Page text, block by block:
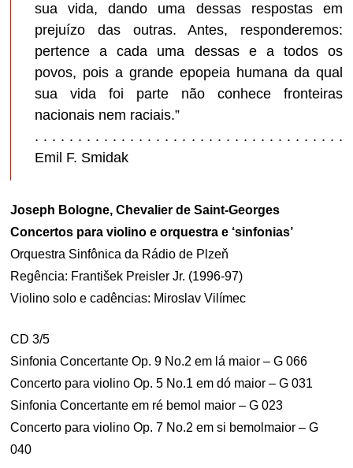
sua vida, dando uma dessas respostas em
prejuízo das outras. Antes, responderemos:
pertence a cada uma dessas e a todos os
povos, pois a grande epopeia humana da qual
sua vida foi parte não conhece fronteiras
nacionais nem raciais.”
. . . . . . . . . . . . . . . . . . . . . . . . . . . . . . . . . . . .
Emil F. Smidak
Joseph Bologne, Chevalier de Saint-Georges
Concertos para violino e orquestra e ‘sinfonias’
Orquestra Sinfônica da Rádio de Plzeň
Regência: František Preisler Jr. (1996-97)
Violino solo e cadências: Miroslav Vilímec
CD 3/5
Sinfonia Concertante Op. 9 No.2 em lá maior – G 066
Concerto para violino Op. 5 No.1 em dó maior – G 031
Sinfonia Concertante em ré bemol maior – G 023
Concerto para violino Op. 7 No.2 em si bemolmaior – G
040